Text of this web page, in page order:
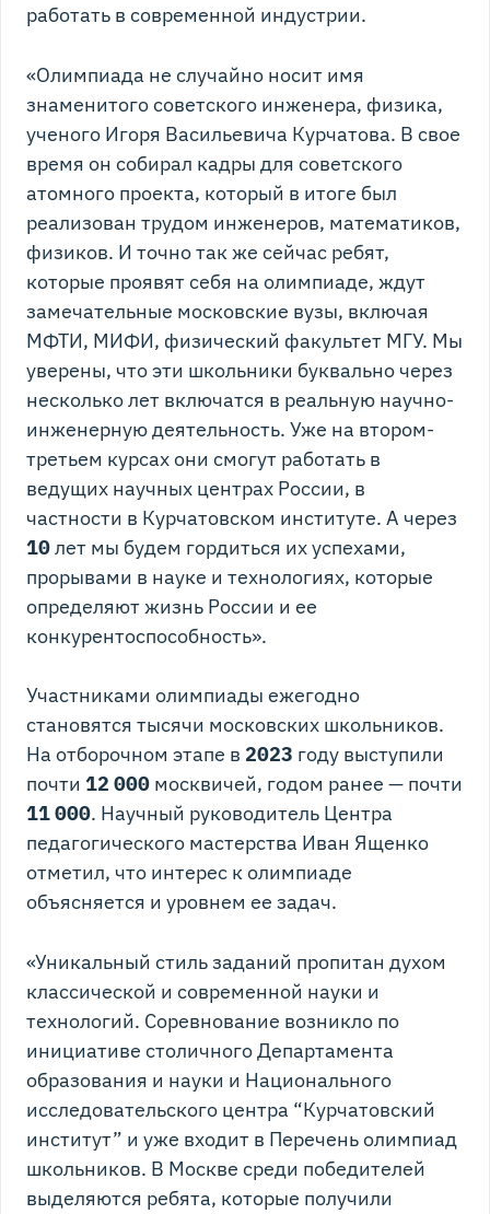
работать в современной индустрии.
«Олимпиада не случайно носит имя
знаменитого советского инженера, физика,
ученого Игоря Васильевича Курчатова. В свое
время он собирал кадры для советского
атомного проекта, который в итоге был
реализован трудом инженеров, математиков,
физиков. И точно так же сейчас ребят,
которые проявят себя на олимпиаде, ждут
замечательные московские вузы, включая
МФТИ, МИФИ, физический факультет МГУ. Мы
уверены, что эти школьники буквально через
несколько лет включатся в реальную научно-
инженерную деятельность. Уже на втором-
третьем курсах они смогут работать в
ведущих научных центрах России, в
частности в Курчатовском институте. А через
10лет мы будем гордиться их успехами,
прорывами в науке и технологиях, которые
определяют жизнь России и ее
конкурентоспособность».
Участниками олимпиады ежегодно
становятся тысячи московских школьников.
На отборочном этапе в 2023 году выступили
почти 12 000 москвичей, годом ранее — почти
11000. Научный руководитель Центра
педагогического мастерства Иван Ященко
отметил, что интерес к олимпиаде
объясняется и уровнем ее задач.
«Уникальный стиль заданий пропитан духом
классической и современной науки и
технологий. Соревнование возникло по
инициативе столичного Департамента
образования и науки и Национального
исследовательского центра “Курчатовский
институт” и уже входит в Перечень олимпиад
школьников. В Москве среди победителей
выделяются ребята, которые получили